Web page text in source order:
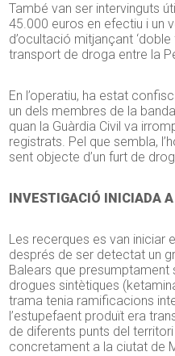
També van ser intervinguts
45.000 euros en efectiu i un
d’ocultació mitjançant
transport de droga entre la
En l’operatiu, ha estat
un dels membres de la
quan la Guàrdia Civil va
registrats. Pel que sembla,
sent objecte d’un furt de
INVESTIGACIÓ INICIADA
Les recerques es van iniciar
després de ser detectat un
Balears que presumptament
drogues sintètiques
trama tenia ramificacions
l’estupefaent produït era
de diferents punts del
concretament a la ciutat de